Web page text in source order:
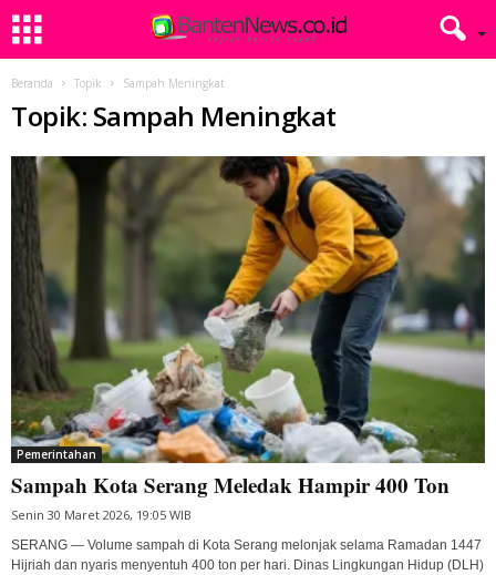
Beranda Topik Sampah Meningkat
Topik: Sampah Meningkat
Pemerintahan
Sampah Kota Serang Meledak Hampir 400 Ton
Senin 30 Maret 2026, 19:05 WIB
SERANG — Volume sampah di Kota Serang melonjak selama Ramadan 1447
Hijriah dan nyaris menyentuh 400 ton per hari. Dinas Lingkungan Hidup (DLH)